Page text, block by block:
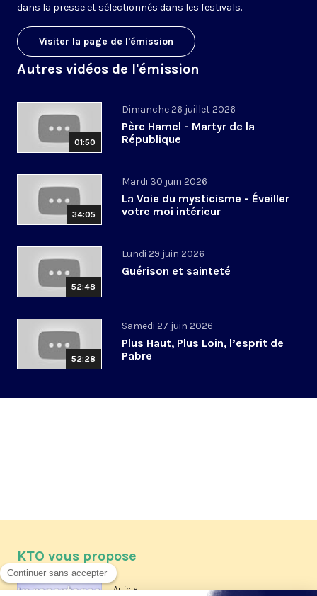
dans la presse et sélectionnés dans les festivals.
Visiter la page de l'émission
Autres vidéos de l'émission
01:50
Dimanche 26 juillet 2026
Père Hamel - Martyr de la
République
34:05
Mardi 30 juin 2026
La Voie du mysticisme - Éveiller
votre moi intérieur
52:48
Lundi 29 juin 2026
Guérison et sainteté
52:28
Samedi 27 juin 2026
Plus Haut, Plus Loin, l’esprit de
Pabre
KTO vous propose
Article